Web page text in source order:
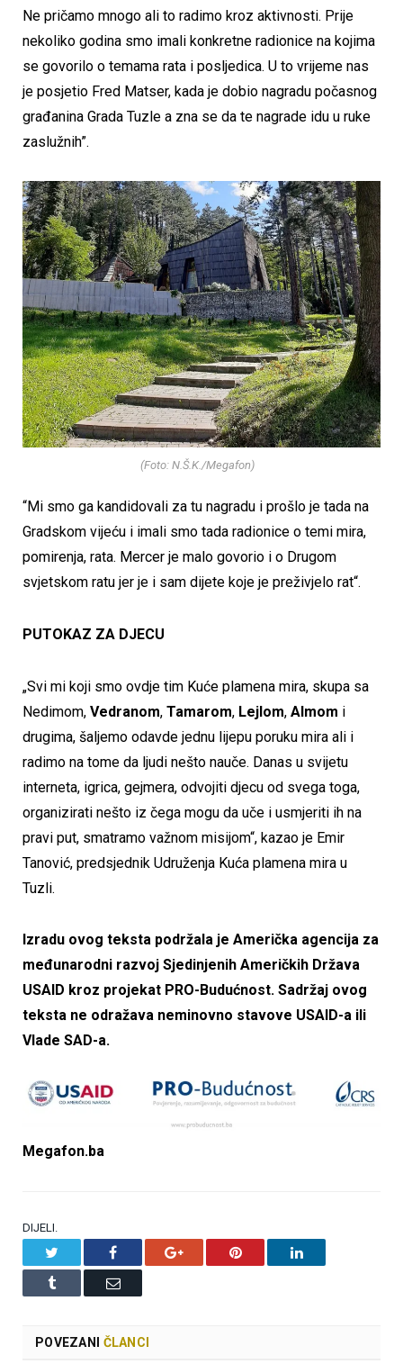
Ne pričamo mnogo ali to radimo kroz aktivnosti. Prije
nekoliko godina smo imali konkretne radionice na kojima
se govorilo o temama rata i posljedica. U to vrijeme nas
je posjetio Fred Matser, kada je dobio nagradu počasnog
građanina Grada Tuzle a zna se da te nagrade idu u ruke
zaslužnih”.
(Foto: N.Š.K./Megafon)
“Mi smo ga kandidovali za tu nagradu i prošlo je tada na
Gradskom vijeću i imali smo tada radionice o temi mira,
pomirenja, rata. Mercer je malo govorio i o Drugom
svjetskom ratu jer je i sam dijete koje je preživjelo rat“.
PUTOKAZ ZA DJECU
„Svi mi koji smo ovdje tim Kuće plamena mira, skupa sa
Nedimom, Vedranom, Tamarom, Lejlom, Almom i
drugima, šaljemo odavde jednu lijepu poruku mira ali i
radimo na tome da ljudi nešto nauče. Danas u svijetu
interneta, igrica, gejmera, odvojiti djecu od svega toga,
organizirati nešto iz čega mogu da uče i usmjeriti ih na
pravi put, smatramo važnom misijom“, kazao je Emir
Tanović, predsjednik Udruženja Kuća plamena mira u
Tuzli.
Izradu ovog teksta podržala je Američka agencija za
međunarodni razvoj Sjedinjenih Američkih Država
USAID kroz projekat PRO-Budućnost. Sadržaj ovog
teksta ne odražava neminovno stavove USAID-a ili
Vlade SAD-a.
Megafon.ba
DIJELI.
Facebook Google+ Pinterest LinkedIn
Tumblr Email
POVEZANI ČLANCI